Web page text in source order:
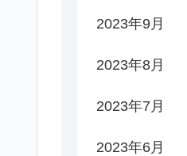
2023年9月
2023年8月
2023年7月
2023年6月